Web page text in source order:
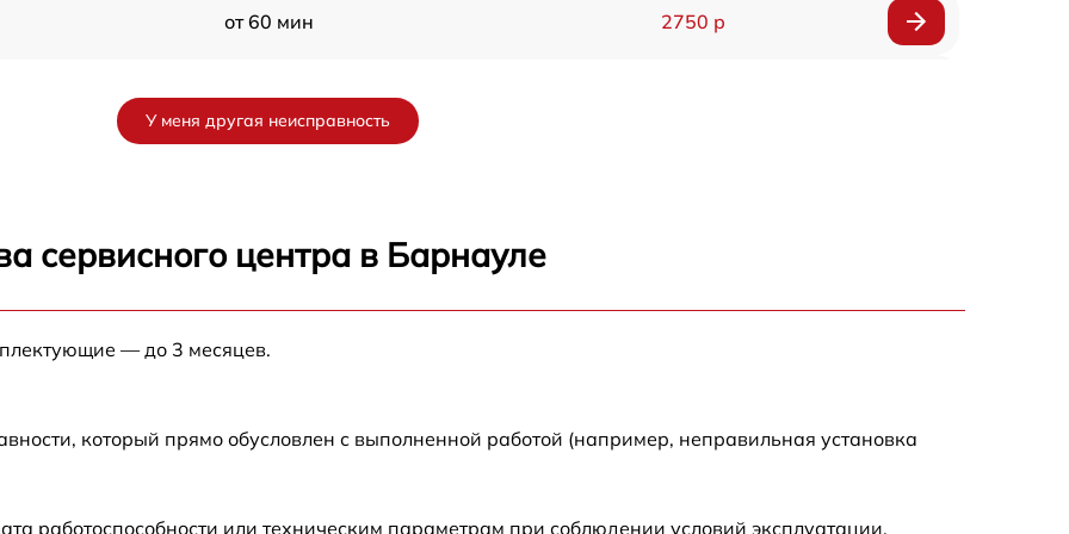
от 60 мин 2750 р
от 60 мин
У меня другая неисправность
сервисного центра в Барнауле
— до 3 месяцев.
который прямо обусловлен с выполненной работой (например, неправильная установка
работоспособности или техническим параметрам при соблюдении условий эксплуатации.